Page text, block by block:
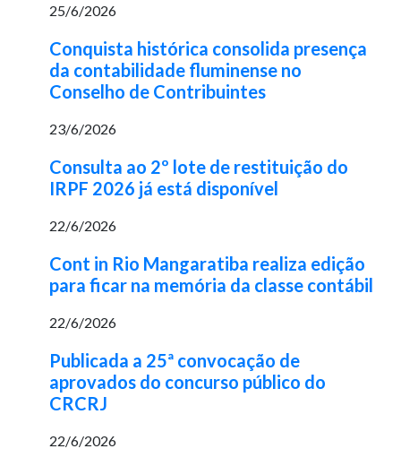
25/6/2026
Conquista histórica consolida presença
da contabilidade fluminense no
Conselho de Contribuintes
23/6/2026
Consulta ao 2º lote de restituição do
IRPF 2026 já está disponível
22/6/2026
Cont in Rio Mangaratiba realiza edição
para ficar na memória da classe contábil
22/6/2026
Publicada a 25ª convocação de
aprovados do concurso público do
CRCRJ
22/6/2026